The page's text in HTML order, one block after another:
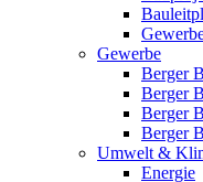
Gewerbe
Berger
Berger
Berger
Berger
Umwelt &
Energie